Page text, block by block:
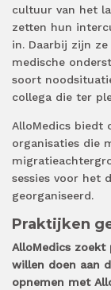
cultuur van het
zetten hun
in. Daarbij zijn
medische
soort
collega die ter
AlloMedics biedt
organisaties die
sessies voor het
georganiseerd.
Praktijken
AlloMedics zoekt
willen doen aan
opnemen met